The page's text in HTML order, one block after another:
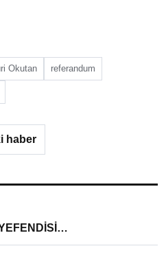
Okutan referandum
haber